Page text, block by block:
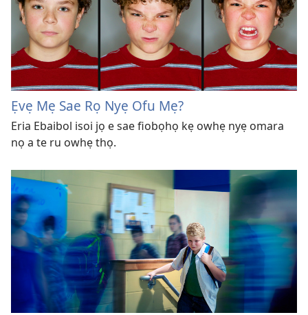
Ẹvẹ Mẹ Sae Rọ Nyẹ Ofu Mẹ?
Eria Ebaibol isoi jọ e sae fiobọhọ kẹ owhẹ nyẹ omara
nọ a te ru owhẹ thọ.